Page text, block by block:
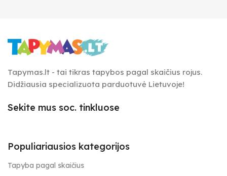
Tapymas.lt - tai tikras tapybos pagal skaičius rojus.
Didžiausia specializuota parduotuvė Lietuvoje!
Sekite mus soc. tinkluose
Populiariausios kategorijos
Tapyba pagal skaičius